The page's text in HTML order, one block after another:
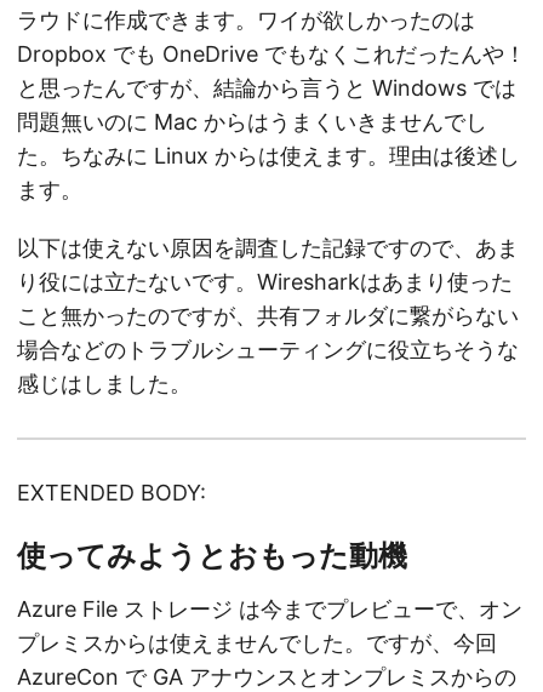
ラウドに作成できます。ワイが欲しかったのは
Dropbox でも OneDrive でもなくこれだったんや！
と思ったんですが、結論から言うと Windows では
問題無いのに Mac からはうまくいきませんでし
た。ちなみに Linux からは使えます。理由は後述し
ます。
以下は使えない原因を調査した記録ですので、あま
り役には立たないです。Wiresharkはあまり使った
こと無かったのですが、共有フォルダに繋がらない
場合などのトラブルシューティングに役立ちそうな
感じはしました。
EXTENDED BODY:
使ってみようとおもった動機
Azure File ストレージ は今までプレビューで、オン
プレミスからは使えませんでした。ですが、今回
AzureCon で GA アナウンスとオンプレミスからの